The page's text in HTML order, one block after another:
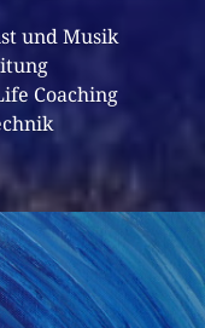
und Musik
Coaching